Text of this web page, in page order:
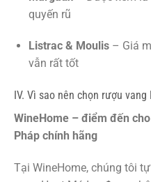
quyến rũ
Listrac & Moulis– Giá
vẫn rất tốt
IV. Vì sao nên chọn rượu
WineHome – điểm đến
Pháp chính hãng
Tại WineHome, chúng tôi